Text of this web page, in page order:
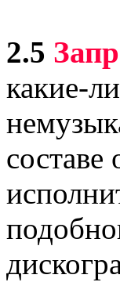
2.5
какие-